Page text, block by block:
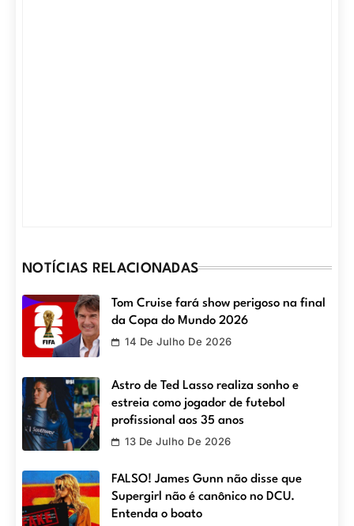
NOTÍCIAS RELACIONADAS
Tom Cruise fará show perigoso na final
da Copa do Mundo 2026
14 De Julho De 2026
Astro de Ted Lasso realiza sonho e
estreia como jogador de futebol
profissional aos 35 anos
13 De Julho De 2026
FALSO! James Gunn não disse que
Supergirl não é canônico no DCU.
Entenda o boato